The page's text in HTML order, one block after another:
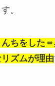
。
んちをした
ズムが理由